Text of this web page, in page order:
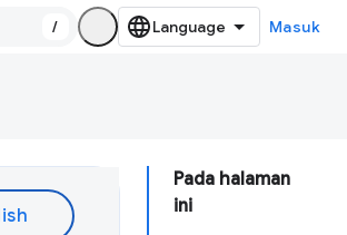
/ Masuk
Pada halaman
ini